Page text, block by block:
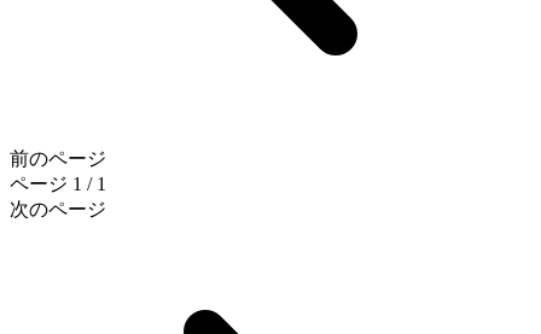
前のページ
ページ 1 / 1
次のページ